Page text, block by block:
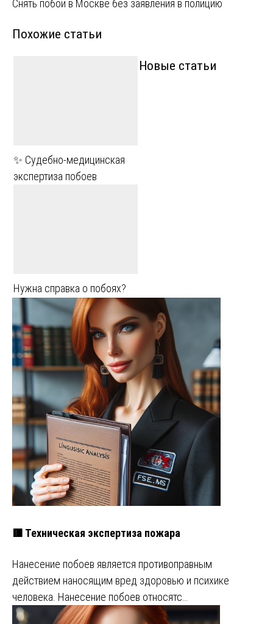
записям
Снять побои в Москве без заявления в полицию
Похожие статьи
✨ Судебно-медицинская
экспертиза побоев
Нужна справка о побоях?
Новые статьи
🟥 Техническая экспертиза пожара
Нанесение побоев является противоправным
действием наносящим вред здоровью и психике
человека. Нанесение побоев относятс…